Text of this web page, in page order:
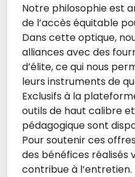
Notre philosophie est
de l’accès équitable
Dans cette optique,
alliances avec des
d’élite, ce qui nous
leurs instruments de
Exclusifs à la
outils de haut calibre
pédagogique sont
Pour soutenir ces
des bénéfices
contribue à l’entretien.